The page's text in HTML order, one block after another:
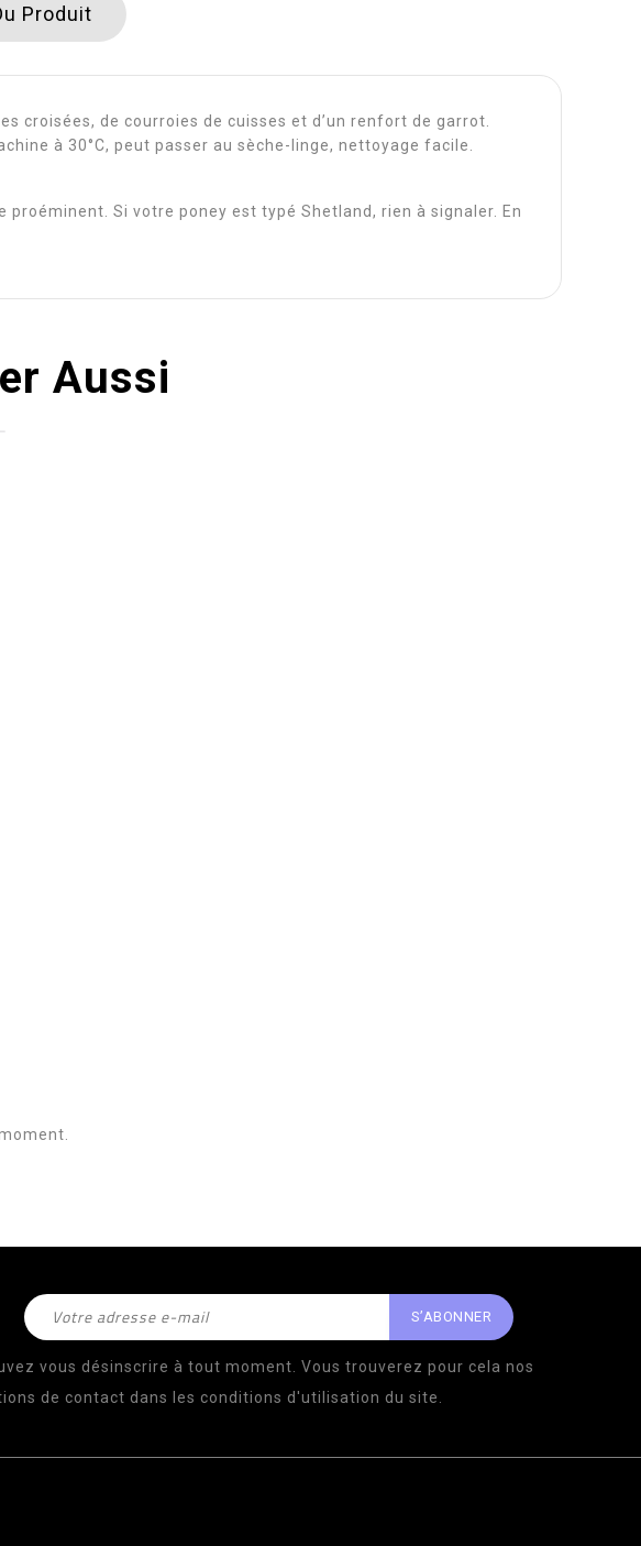
Produit
croisées, de courroies de cuisses et d’un renfort de garrot.
à 30°C, peut passer au sèche-linge, nettoyage facile.
Si votre poney est typé Shetland, rien à signaler. En
Aussi
vous désinscrire à tout moment. Vous trouverez pour cela nos
de contact dans les conditions d'utilisation du site.